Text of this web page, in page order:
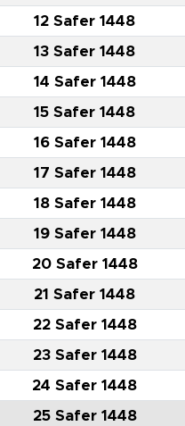
12 Safer 1448
13 Safer 1448
14 Safer 1448
15 Safer 1448
16 Safer 1448
17 Safer 1448
18 Safer 1448
19 Safer 1448
20 Safer 1448
21 Safer 1448
22 Safer 1448
23 Safer 1448
24 Safer 1448
25 Safer 1448